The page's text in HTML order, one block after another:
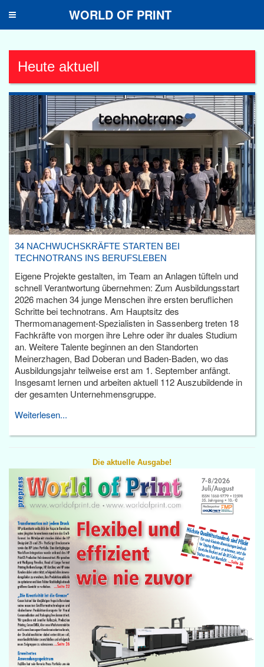
Toggle
WORLD OF PRINT
Heute aktuell
34 NACHWUCHSKRÄFTE STARTEN BEI
TECHNOTRANS INS BERUFSLEBEN
Eigene Projekte gestalten, im Team an Anlagen tüfteln und
schnell Verantwortung übernehmen: Zum Ausbildungsstart
2026 machen 34 junge Menschen ihre ersten beruflichen
Schritte bei technotrans. Am Hauptsitz des
Thermomanagement-Spezialisten in Sassenberg treten 18
Fachkräfte von morgen ihre Lehre oder ihr duales Studium
an. Weitere Talente beginnen an den Standorten
Meinerzhagen, Bad Doberan und Baden-Baden, wo das
Ausbildungsjahr teilweise erst am 1. September anfängt.
Insgesamt lernen und arbeiten aktuell 112 Auszubildende in
der gesamten Unternehmensgruppe.
Weiterlesen...
Die aktuelle Ausgabe!